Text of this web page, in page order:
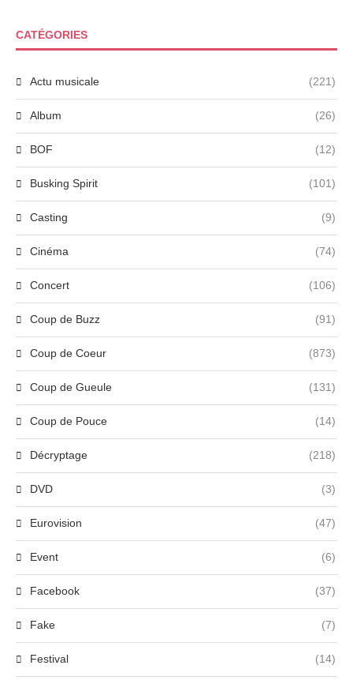
CATÉGORIES
Actu musicale (221)
Album (26)
BOF (12)
Busking Spirit (101)
Casting (9)
Cinéma (74)
Concert (106)
Coup de Buzz (91)
Coup de Coeur (873)
Coup de Gueule (131)
Coup de Pouce (14)
Décryptage (218)
DVD (3)
Eurovision (47)
Event (6)
Facebook (37)
Fake (7)
Festival (14)